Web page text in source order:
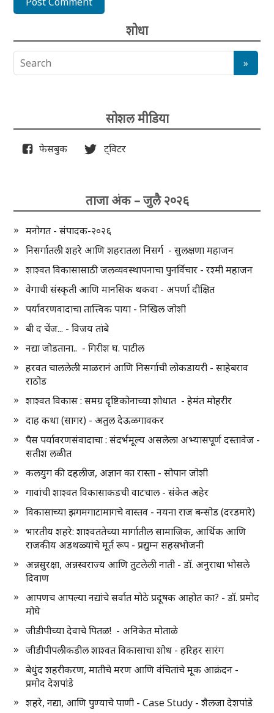
शोधा
सोशल मीडिया
फेसबुक ट्विटर
ताजा अंक – जुलै २०२६
मनोगत - संपादक-२०२६
निसर्गातली शहरे आणि शहरातला निसर्ग - सुलक्षणा महाजन
शाश्वत विकासासाठी जलव्यवस्थापनाचा पुनर्विचार - रश्मी महाजन
वेगाची संस्कृती आणि मानसिक थकवा - अपर्णा दीक्षित
पर्यावरणवादाचा तात्त्विक पाया - निखिल जोशी
बी द चेंज... - विजय तांबे
नद्या जोडताना.. - गिरीश घ. पाटील
हरवत चाललेली माळरानं आणि निसर्गाची लोकडायरी - साहेबराव
राठोड
शाश्वत विकास : समग्र दृष्टिकोनाच्या शोधात - हेमंत मोहरीर
दाह कथा (सागर) - अतुल देऊळगावकर
पैस पर्यावरणसंवादाचा : संदर्भमूल्य असलेला अभ्यासपूर्ण दस्तावेज -
सतीश लळीत
कलयुग की दहलीज, अज्ञान का रास्ता - सोपान जोशी
गावांची शाश्वत विकासाकडची वाटचाल - संकेत अहेर
विकासाच्या झगमगाटामागचे वास्तव - नयना राज बन्सोड (दरडमारे)
भारतीय शहरे: शाश्वततेच्या मार्गातील सामाजिक, आर्थिक आणि
राजकीय अडथळ्यांचे मूर्त रूप - प्रद्युम्न सहस्रभोजनी
अन्नसुरक्षा, अन्नस्वराज्य आणि तुटलेली नाती - डॉ. अनुराधा भोसले
दिवाण
आपणच आपल्या नद्यांचे सर्वात मोठे प्रदूषक आहोत का? - डॉ. प्रमोद
मोघे
जीडीपीच्या देवाचे पितळ! - अनिकेत मोताळे
जीडीपीपलीकडील शाश्वत विकासाचा शोध - हरिहर सारंग
बेधुंद शहरीकरण, मातीचे मरण आणि वंचितांचे मूक आक्रंदन -
प्रमोद देशपांडे
शहरे, नद्या, आणि पुण्याचे पाणी - Case Study - शैलजा देशपांडे